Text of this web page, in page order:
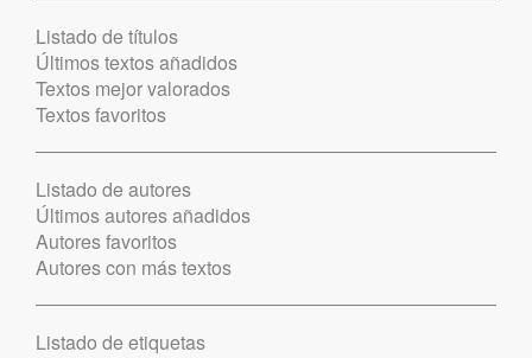
Listado de títulos
Últimos textos añadidos
Textos mejor valorados
Textos favoritos
Listado de autores
Últimos autores añadidos
Autores favoritos
Autores con más textos
Listado de etiquetas